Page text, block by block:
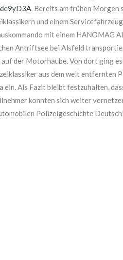
. Bereits am frühen
und einem
mit einem HANOMAG
Antriftsee bei Alsfeld
der Motorhaube. Von dort ging
aus dem weit entfernten
ein. Als Fazit bleibt festzuhalten,
konnten sich weiter
Polizeigeschichte